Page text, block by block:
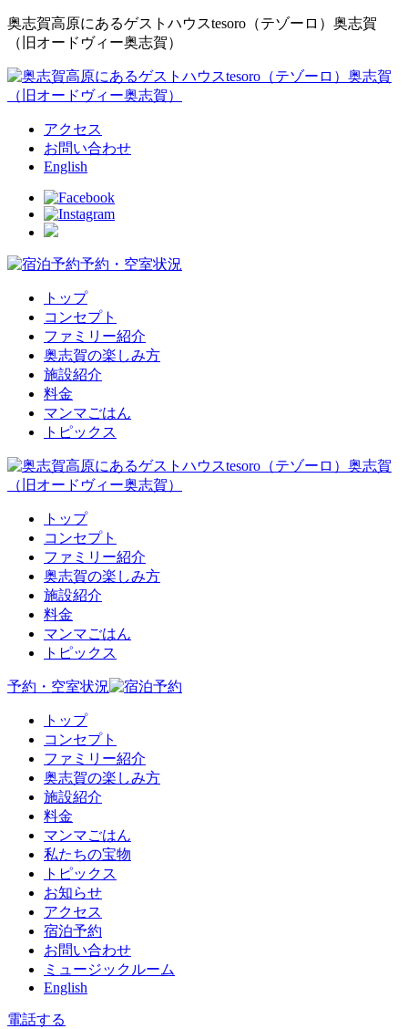
奥志賀高原にあるゲストハウスtesoro（テゾーロ）奥志賀
（旧オードヴィー奥志賀）
アクセス
お問い合わせ
English
予約・空室状況
トップ
コンセプト
ファミリー紹介
奥志賀の楽しみ方
施設紹介
料金
マンマごはん
トピックス
トップ
コンセプト
ファミリー紹介
奥志賀の楽しみ方
施設紹介
料金
マンマごはん
トピックス
予約・空室状況
トップ
コンセプト
ファミリー紹介
奥志賀の楽しみ方
施設紹介
料金
マンマごはん
私たちの宝物
トピックス
お知らせ
アクセス
宿泊予約
お問い合わせ
ミュージックルーム
English
電話する